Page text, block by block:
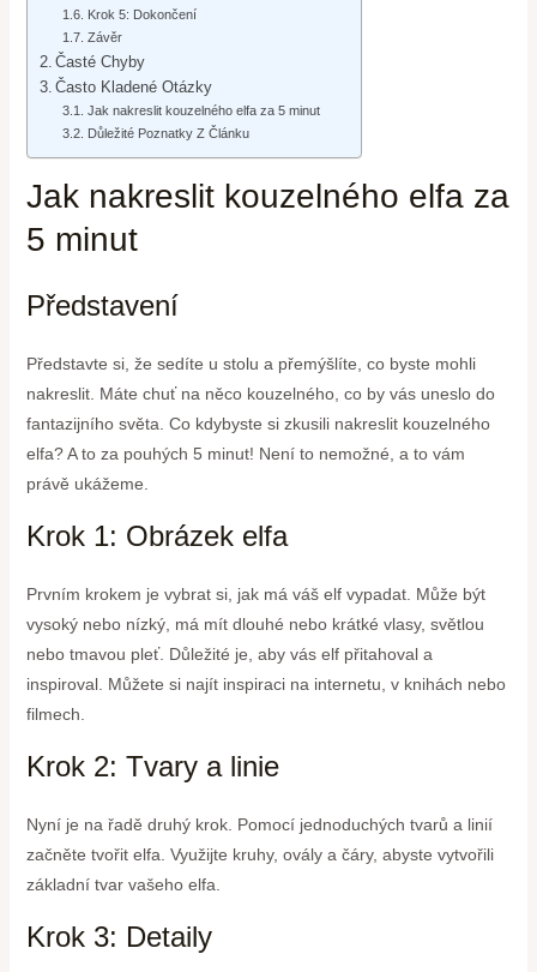
Krok 5: Dokončení
Závěr
Časté Chyby
Často Kladené Otázky
Jak nakreslit kouzelného elfa za 5 minut
Důležité Poznatky Z Článku
Jak nakreslit kouzelného elfa za
5 minut
Představení
Představte si, že sedíte u stolu a přemýšlíte, co byste mohli
nakreslit. Máte chuť na něco kouzelného, co by vás uneslo do
fantazijního světa. Co kdybyste si zkusili nakreslit kouzelného
elfa? A to za pouhých 5 minut! Není to nemožné, a to vám
právě ukážeme.
Krok 1: Obrázek elfa
Prvním krokem je vybrat si, jak má váš elf vypadat. Může být
vysoký nebo nízký, má mít dlouhé nebo krátké vlasy, světlou
nebo tmavou pleť. Důležité je, aby vás elf přitahoval a
inspiroval. Můžete si najít inspiraci na internetu, v knihách nebo
filmech.
Krok 2: Tvary a linie
Nyní je na řadě druhý krok. Pomocí jednoduchých tvarů a linií
začněte tvořit elfa. Využijte kruhy, ovály a čáry, abyste vytvořili
základní tvar vašeho elfa.
Krok 3: Detaily